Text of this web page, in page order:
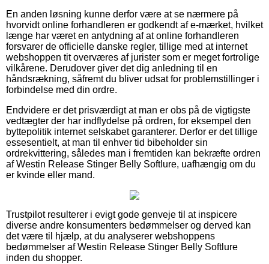
En anden løsning kunne derfor være at se nærmere på
hvorvidt online forhandleren er godkendt af e-mærket, hvilket
længe har været en antydning af at online forhandleren
forsvarer de officielle danske regler, tillige med at internet
webshoppen tit overværes af jurister som er meget fortrolige
vilkårene. Derudover giver det dig anledning til en
håndsrækning, såfremt du bliver udsat for problemstillinger i
forbindelse med din ordre.
Endvidere er det prisværdigt at man er obs på de vigtigste
vedtægter der har indflydelse på ordren, for eksempel den
byttepolitik internet selskabet garanterer. Derfor er det tillige
essesentielt, at man til enhver tid bibeholder sin
ordrekvittering, således man i fremtiden kan bekræfte ordren
af Westin Release Stinger Belly Softlure, uafhængig om du
er kvinde eller mand.
Trustpilot resulterer i evigt gode genveje til at inspicere
diverse andre konsumenters bedømmelser og derved kan
det være til hjælp, at du analyserer webshoppens
bedømmelser af Westin Release Stinger Belly Softlure
inden du shopper.